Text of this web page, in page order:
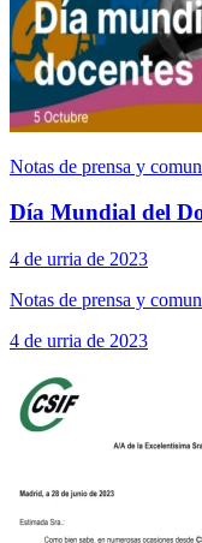
Notas de prensa y
Día Mundial del
4 de urria de 2023
Notas de prensa y
4 de urria de 2023